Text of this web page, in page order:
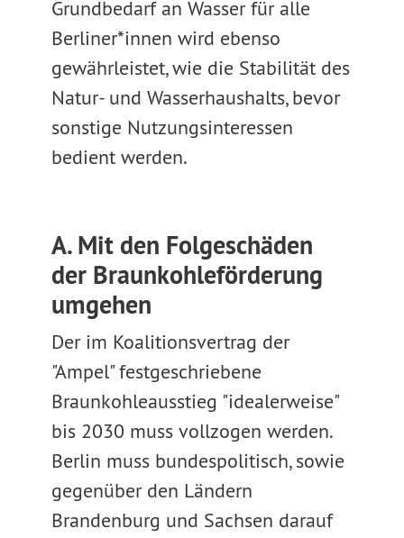
Grundbedarf an Wasser für alle
Berliner*innen wird ebenso
gewährleistet, wie die Stabilität des
Natur- und Wasserhaushalts, bevor
sonstige Nutzungsinteressen
bedient werden.
A. Mit den Folgeschäden
der Braunkohleförderung
umgehen
Der im Koalitionsvertrag der
"Ampel" festgeschriebene
Braunkohleausstieg "idealerweise"
bis 2030 muss vollzogen werden.
Berlin muss bundespolitisch, sowie
gegenüber den Ländern
Brandenburg und Sachsen darauf